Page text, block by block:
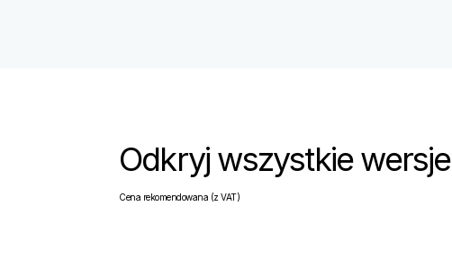
Odkryj wszystkie wersje
Cena rekomendowana (z VAT)